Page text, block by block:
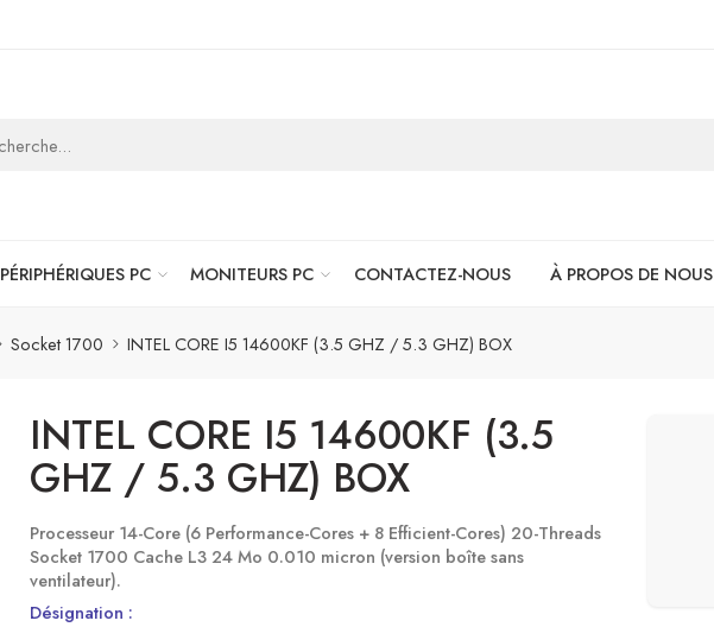
PÉRIPHÉRIQUES PC MONITEURS PC CONTACTEZ-NOUS À PROPOS DE NOUS
Socket 1700 INTEL CORE I5 14600KF (3.5 GHZ / 5.3 GHZ) BOX
INTEL CORE I5 14600KF (3.5
GHZ / 5.3 GHZ) BOX
Processeur 14-Core (6 Performance-Cores + 8 Efficient-Cores) 20-Threads
Socket 1700 Cache L3 24 Mo 0.010 micron (version boîte sans
ventilateur).
Désignation :